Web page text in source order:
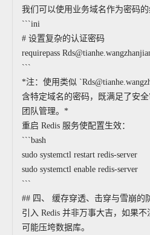
我们可以使用业务域名作为密码的
```ini
# 设置复杂的认证密码
requirepass
```
*注：使用类似
含特定域名的密码，既满足了安
团队管理。*
重启 Redis 服务使配置生效：
```bash
sudo systemctl restart redis-server
sudo systemctl enable redis-server
```
## 四、 缓存穿透、击穿与雪崩的
引入 Redis 并非万事大吉，如果
可能压垮数据库。